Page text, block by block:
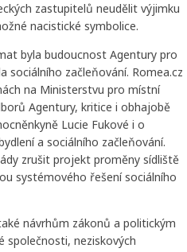
zastupitelů neudělit výjimku
nacistické symbolice.
byla budoucnost Agentury pro
sociálního začleňování. Romea.cz
na Ministerstvu pro místní
Agentury, kritice i obhajobě
Lucie Fukové i o
a sociálního začleňování.
zrušit projekt proměny sídliště
systémového řešení sociálního
návrhům zákonů a politickým
společnosti, neziskových